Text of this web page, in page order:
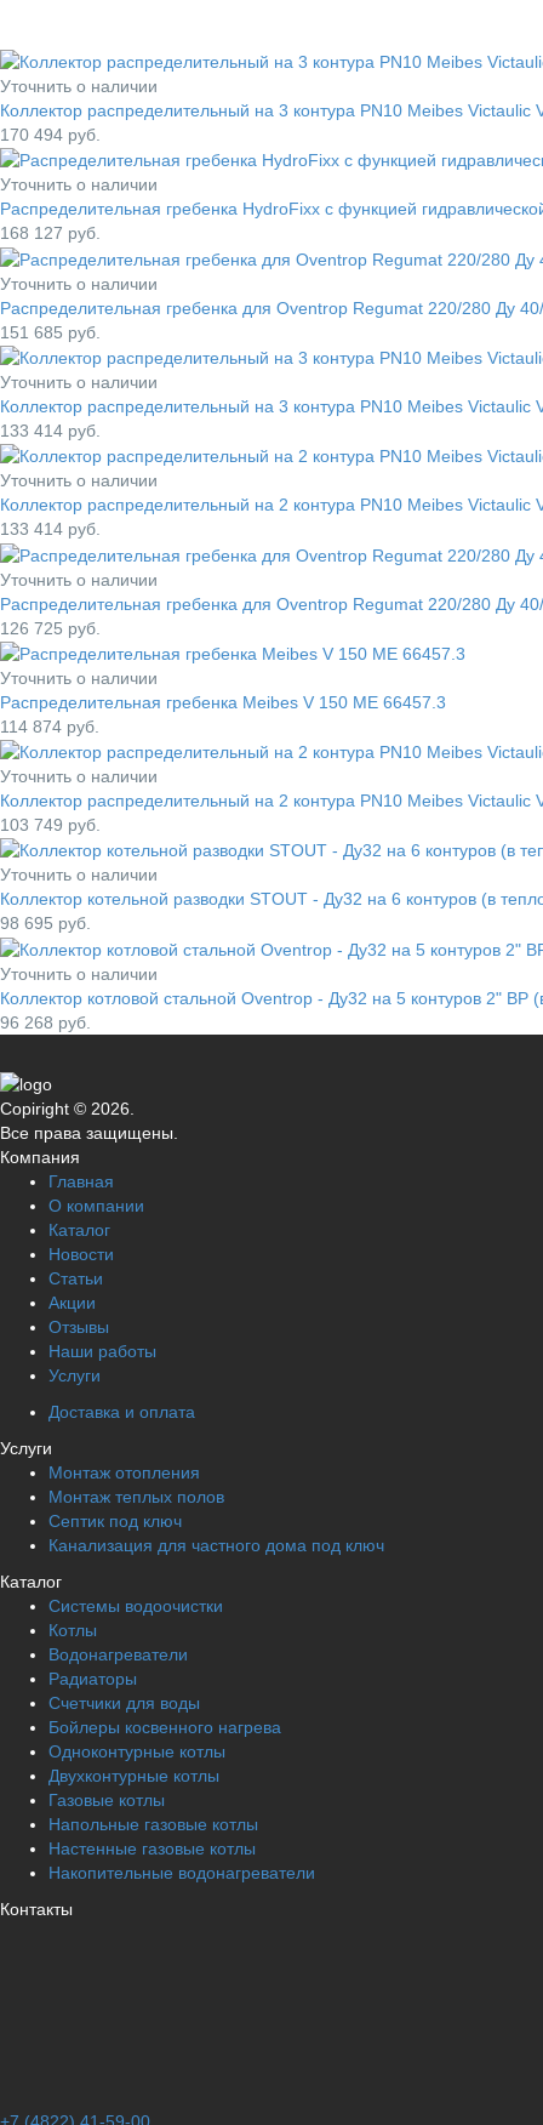
Уточнить о наличии
Коллектор распределительный на 3 контура PN10 Meibes Victaulic
170 494 руб.
Уточнить о наличии
Распределительная гребенка HydroFixx с функцией
168 127 руб.
Уточнить о наличии
Распределительная гребенка для Oventrop Regumat 220/280 Ду
151 685 руб.
Уточнить о наличии
Коллектор распределительный на 3 контура PN10 Meibes Victaulic
133 414 руб.
Уточнить о наличии
Коллектор распределительный на 2 контура PN10 Meibes Victaulic
133 414 руб.
Уточнить о наличии
Распределительная гребенка для Oventrop Regumat 220/280 Ду
126 725 руб.
Уточнить о наличии
Распределительная гребенка Meibes V 150 ME 66457.3
114 874 руб.
Уточнить о наличии
Коллектор распределительный на 2 контура PN10 Meibes Victaulic
103 749 руб.
Уточнить о наличии
Коллектор котельной разводки STOUT - Ду32 на 6 контуров (в
98 695 руб.
Уточнить о наличии
Коллектор котловой стальной Oventrop - Ду32 на 5 контуров 2"
96 268 руб.
Copiright © 2026.
Все права защищены.
Компания
Главная
О компании
Каталог
Новости
Статьи
Акции
Отзывы
Наши работы
Услуги
Доставка и оплата
Услуги
Монтаж отопления
Монтаж теплых полов
Септик под ключ
Канализация для частного дома под ключ
Каталог
Системы водоочистки
Котлы
Водонагреватели
Радиаторы
Cчетчики для воды
Бойлеры косвенного нагрева
Одноконтурные котлы
Двухконтурные котлы
Газовые котлы
Напольные газовые котлы
Настенные газовые котлы
Накопительные водонагреватели
Контакты